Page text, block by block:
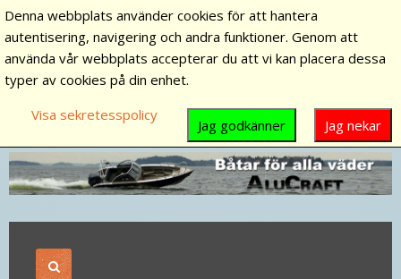
Denna webbplats använder cookies för att hantera
autentisering, navigering och andra funktioner. Genom att
använda vår webbplats accepterar du att vi kan placera dessa
typer av cookies på din enhet.
Visa sekretesspolicy
Jag nekar
Jag godkänner